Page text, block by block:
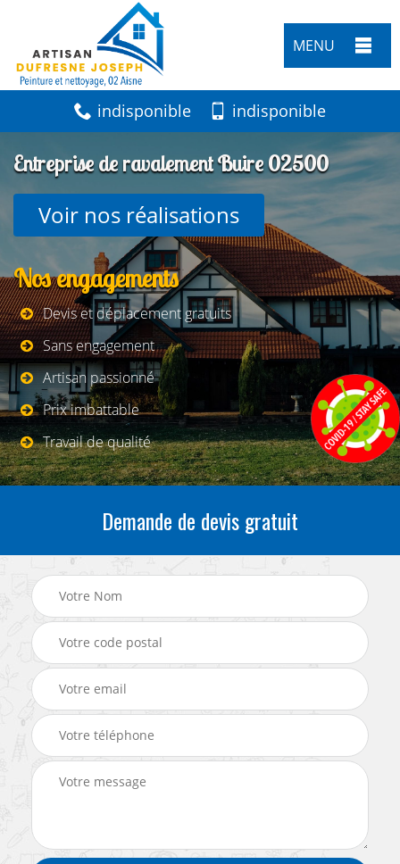
MENU
indisponible indisponible
Entreprise de ravalement Buire 02500
Voir nos réalisations
Nos engagements
Devis et déplacement gratuits
Sans engagement
Artisan passionné
Prix imbattable
Travail de qualité
Demande de devis gratuit